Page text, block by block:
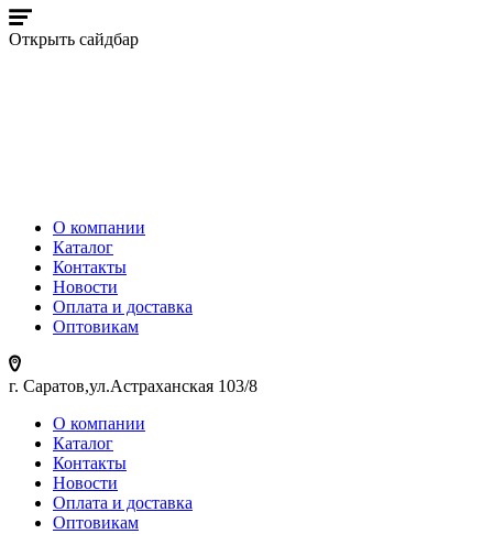
Открыть сайдбар
О компании
Каталог
Контакты
Новости
Оплата и доставка
Оптовикам
г. Саратов,ул.Астраханская 103/8
О компании
Каталог
Контакты
Новости
Оплата и доставка
Оптовикам